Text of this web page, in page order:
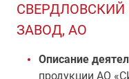
ЗАВОД, АО
Описание
продукции АО